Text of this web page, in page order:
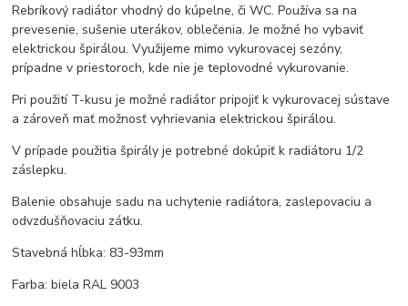
Rebríkový radiátor vhodný do kúpelne, či WC. Používa sa na
prevesenie, sušenie uterákov, oblečenia. Je možné ho vybaviť
elektrickou špirálou. Využijeme mimo vykurovacej sezóny,
prípadne v priestoroch, kde nie je teplovodné vykurovanie.
Pri použití T-kusu je možné radiátor pripojiť k vykurovacej sústave
a zároveň mať možnosť vyhrievania elektrickou špirálou.
V prípade použitia špirály je potrebné dokúpiť k radiátoru 1/2
záslepku.
Balenie obsahuje sadu na uchytenie radiátora, zaslepovaciu a
odvzdušňovaciu zátku.
Stavebná hĺbka: 83-93mm
Farba: biela RAL 9003